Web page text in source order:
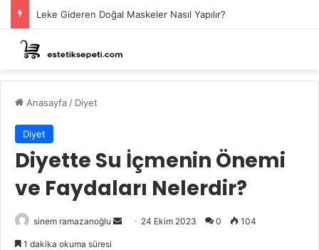
Leke Gideren Doğal Maskeler Nasıl Yapılır?
Anasayfa / Diyet
Diyet
Diyette Su İçmenin Önemi
ve Faydaları Nelerdir?
sinem ramazanoğlu
Bir
24 Ekim 2023 0 104
1 dakika okuma süresi